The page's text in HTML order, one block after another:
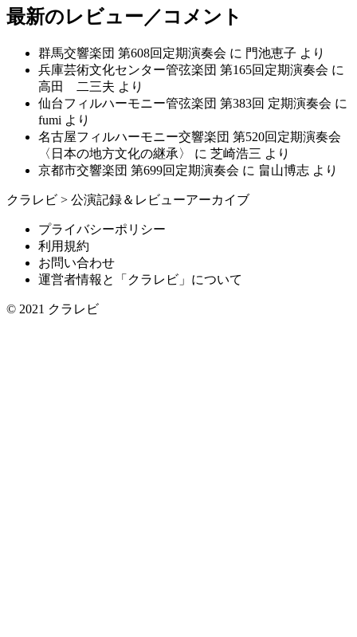
最新のレビュー／コメント
群馬交響楽団 第608回定期演奏会 に 門池恵子 より
兵庫芸術文化センター管弦楽団 第165回定期演奏会 に
高田 二三夫 より
仙台フィルハーモニー管弦楽団 第383回 定期演奏会 に
fumi より
名古屋フィルハーモニー交響楽団 第520回定期演奏会
〈日本の地方文化の継承〉
に 芝崎浩三 より
京都市交響楽団 第699回定期演奏会 に 畠山博志 より
クラレビ > 公演記録＆レビューアーカイブ
プライバシーポリシー
利用規約
お問い合わせ
運営者情報と「クラレビ」について
© 2021 クラレビ